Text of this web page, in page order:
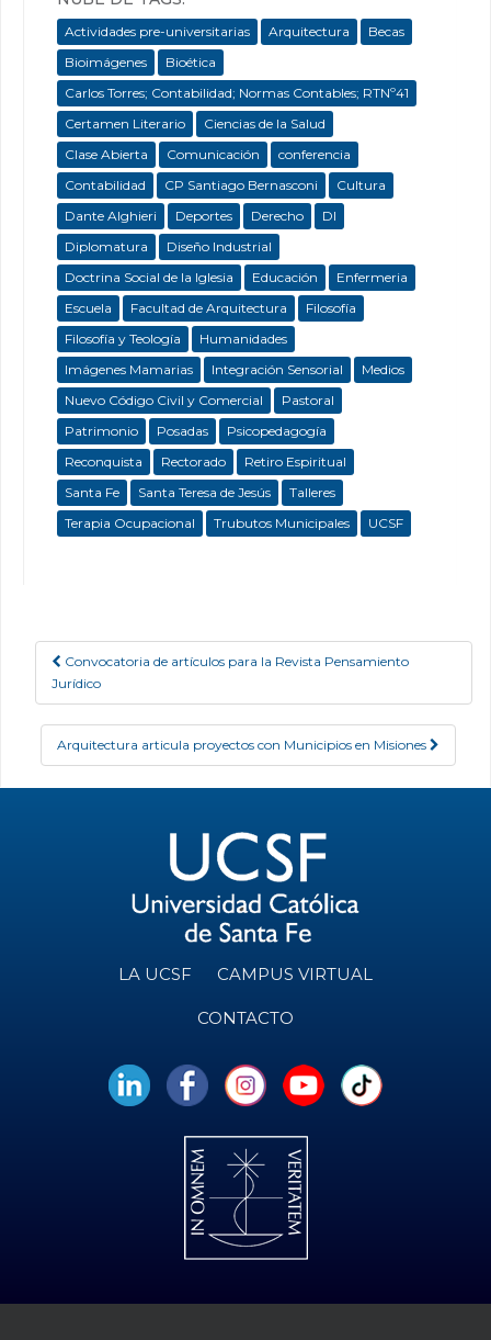
Actividades pre-universitarias Arquitectura
Becas
Bioimágenes
Bioética
Carlos Torres; Contabilidad; Normas Contables; RTNº41
Certamen Literario
Ciencias de la Salud
Clase Abierta
Comunicación
conferencia
Contabilidad
CP Santiago Bernasconi
Cultura
Dante Alghieri
Deportes Derecho
DI
Diplomatura
Diseño Industrial
Doctrina Social de la Iglesia
Educación
Enfermeria
Escuela
Facultad de Arquitectura
Filosofía
Filosofía y Teología
Humanidades
Imágenes Mamarias
Integración Sensorial
Medios
Nuevo Código Civil y Comercial
Pastoral
Patrimonio
Posadas
Psicopedagogía
Reconquista
Rectorado
Retiro Espiritual
Santa Fe
Santa Teresa de Jesús
Talleres
Terapia Ocupacional
Trubutos Municipales UCSF
Post navigation
Convocatoria de artículos para la Revista Pensamiento
Jurídico
Arquitectura articula proyectos con Municipios en Misiones
LA UCSF CAMPUS VIRTUAL
CONTACTO